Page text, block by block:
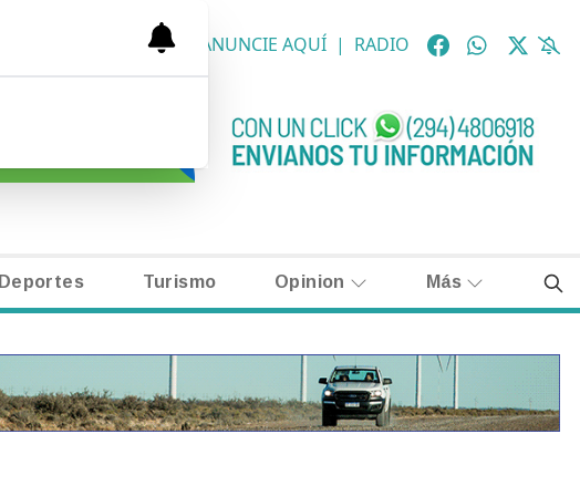
NECROLÓGICAS ANUNCIE AQUÍ | RADIO
Deportes Turismo Opinion Más